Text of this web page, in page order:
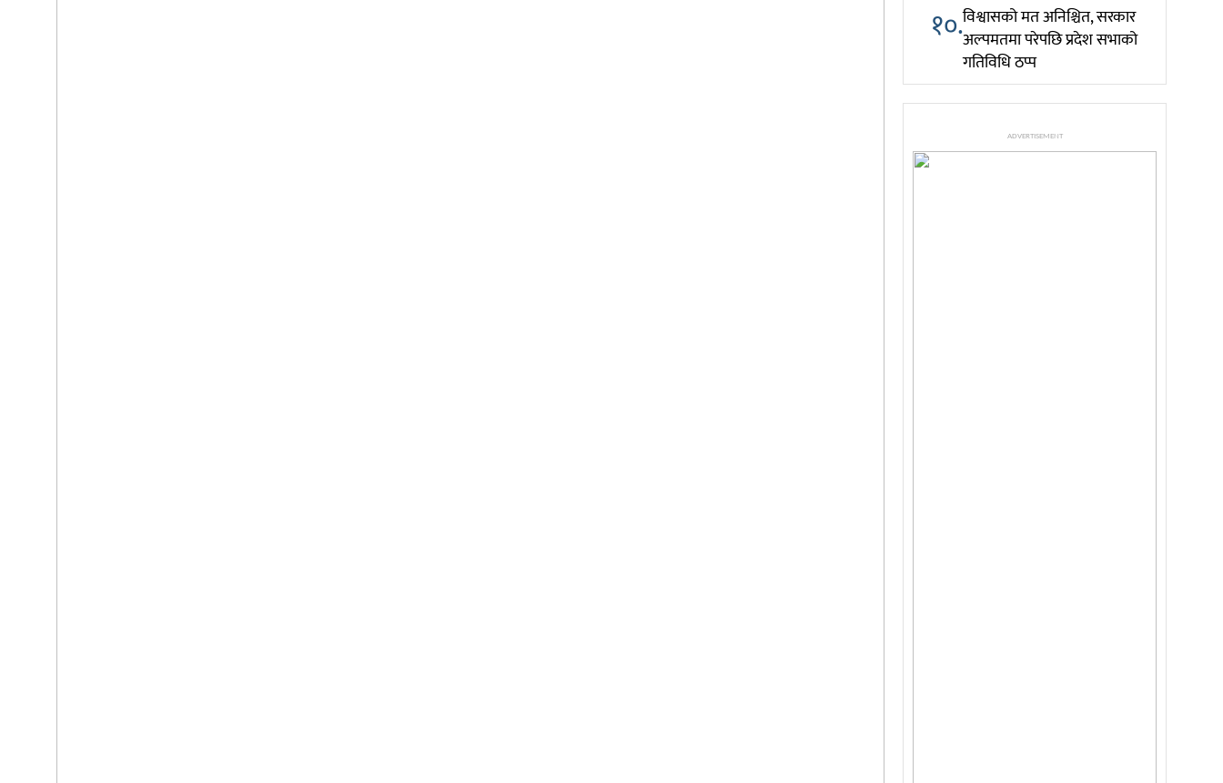
१०.विश्वासको मत अनिश्चित, सरकार
अल्पमतमा परेपछि प्रदेश सभाको
गतिविधि ठप्प
ADVERTISEMENT